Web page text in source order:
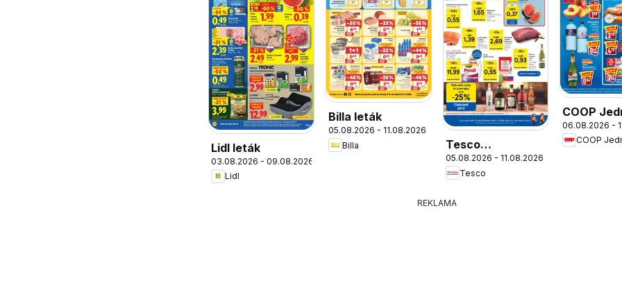
Lidl leták
03.08.2026 - 09.08.2026
Lidl
Billa leták
05.08.2026 - 11.08.2026
Billa
Tesco
Hypermarket -
leták
05.08.2026 - 11.08.2026
Tesco
COOP
leták
06.08.2026 -
COOP
REKLAMA